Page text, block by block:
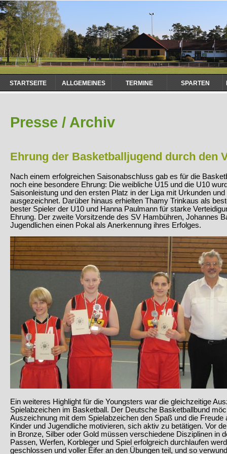
Navigation
überspringen
STARTSEITE ALLGEMEINES TERMINE SPARTEN
Presse / Archiv
Ehrung der Basketballjugend durch den
Nach einem erfolgreichen Saisonabschluss gab es für die
noch eine besondere Ehrung: Die weibliche U15 und die U10
Saisonleistung und den ersten Platz in der Liga mit Urkunden
ausgezeichnet. Darüber hinaus erhielten Thamy Trinkaus als
bester Spieler der U10 und Hanna Paulmann für starke
Ehrung. Der zweite Vorsitzende des SV Hambühren, Johannes
Jugendlichen einen Pokal als Anerkennung ihres Erfolges.
Ein weiteres Highlight für die Youngsters war die gleichzeitige
Spielabzeichen im Basketball. Der Deutsche Basketballbund
Auszeichnung mit dem Spielabzeichen den Spaß und die Freude
Kinder und Jugendliche motivieren, sich aktiv zu betätigen. Vor
in Bronze, Silber oder Gold müssen verschiedene Disziplinen in
Passen, Werfen, Korbleger und Spiel erfolgreich durchlaufen
geschlossen und voller Eifer an den Übungen teil, und so